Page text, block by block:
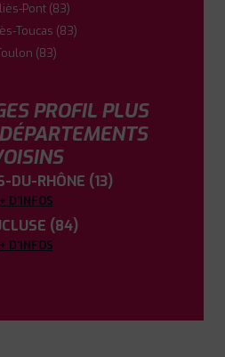
Pont (83)
Toucas (83)
(83)
PROFIL PLUS
DU-RHÔNE (13)
+ D'INFOS
(84)
+ D'INFOS